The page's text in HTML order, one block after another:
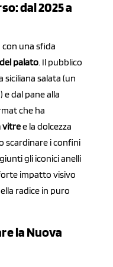
dal 2025 a
con una sfida
palato. Il pubblico
salata (un
dal pane alla
che ha
vitree la dolcezza
scardinare i confini
gli iconici anelli
impatto visivo
radice in puro
la Nuova